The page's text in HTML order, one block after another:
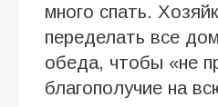
много спать.
переделать все
обеда, чтобы «не
благополучие на